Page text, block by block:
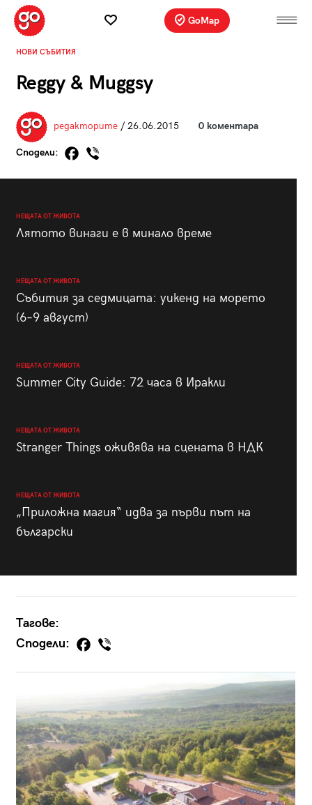
GoMap
НОВИ СЪБИТИЯ
Reggy & Muggsy
редакторите/ 26.06.2015 0 коментара
Сподели:
НЕЩАТА ОТ ЖИВОТА
Лятото винаги е в минало време
НЕЩАТА ОТ ЖИВОТА
Събития за седмицата: уикенд на морето
(6–9 август)
НЕЩАТА ОТ ЖИВОТА
Summer City Guide: 72 часа в Иракли
НЕЩАТА ОТ ЖИВОТА
Stranger Things оживява на сцената в НДК
НЕЩАТА ОТ ЖИВОТА
„Приложна магия“ идва за първи път на
български
Тагове:
Сподели: